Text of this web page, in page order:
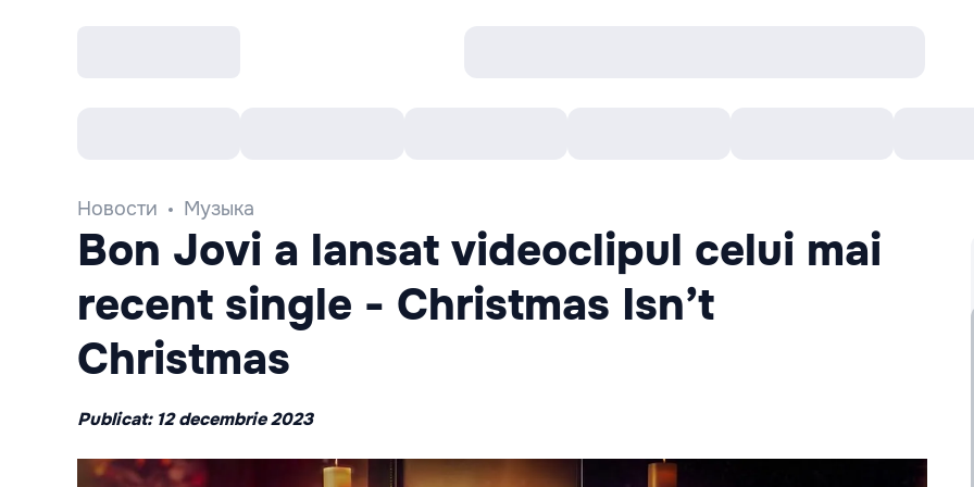
Новости Музыка
Bon Jovi a lansat videoclipul celui mai
recent single - Christmas Isn’t
Christmas
Publicat: 12 decembrie 2023